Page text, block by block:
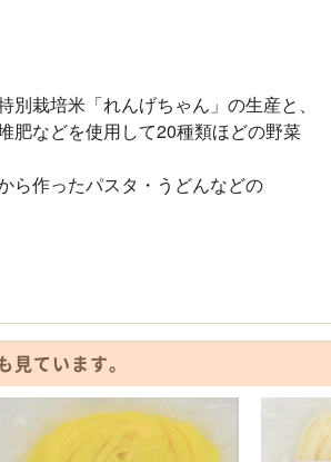
栽培米「れんげちゃん」の生産と、
肥などを使用して20種類ほどの野菜
ら作ったパスタ・うどんなどの
見ています。